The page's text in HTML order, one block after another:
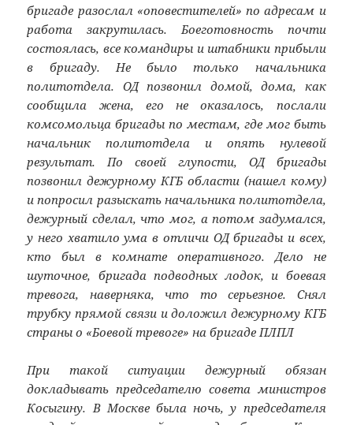
бригаде разослал «оповестителей» по адресам и
работа закрутилась. Боеготовность почти
состоялась, все командиры и штабники прибыли
в бригаду. Не было только начальника
политотдела. ОД позвонил домой, дома, как
сообщила жена, его не оказалось, послали
комсомольца бригады по местам, где мог быть
начальник политотдела и опять нулевой
результат. По своей глупости, ОД бригады
позвонил дежурному КГБ области (нашел кому)
и попросил разыскать начальника политотдела,
дежурный сделал, что мог, а потом задумался,
у него хватило ума в отличи ОД бригады и всех,
кто был в комнате оперативного. Дело не
шуточное, бригада подводных лодок, и боевая
тревога, наверняка, что то серьезное. Снял
трубку прямой связи и доложил дежурному КГБ
страны о «Боевой тревоге» на бригаде ПЛПЛ
При такой ситуации дежурный обязан
докладывать председателю совета министров
Косыгину. В Москве была ночь, у председателя